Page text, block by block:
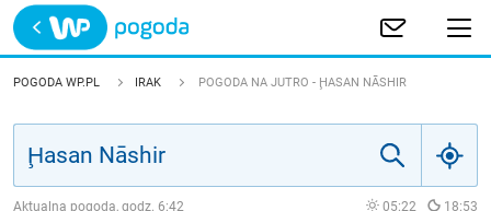
Trwa ładowanie
POLSKA
POGODA WP.PL IRAK POGODA NA JUTRO - ḨASAN NĀSHIR
Aktualna pogoda, godz. 6:42 05:22 18:53